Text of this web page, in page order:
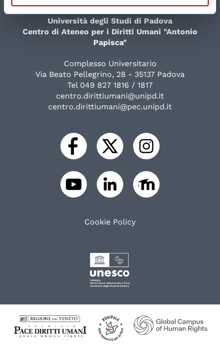
Università degli Studi di Padova
Centro di Ateneo per i Diritti Umani "Antonio
Papisca"
Complesso Universitario
Via Beato Pellegrino, 28 - 35137 Padova
Tel 049 827 1816 / 1817
centro.dirittiumani@unipd.it
centro.dirittiumani@pec.unipd.it
Cookie Policy